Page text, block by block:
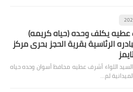
عطيه يكلف وحده (حياه كريمه)
الرئاسية بقرية الحجز بحرى مركز
اللواء أشرف عطيه محافظ أسوان وحده حياه
لم…